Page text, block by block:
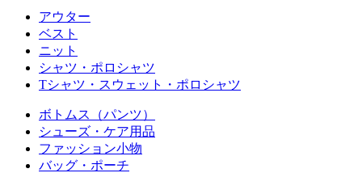
アウター
ベスト
ニット
シャツ・ポロシャツ
Tシャツ・スウェット・ポロシャツ
ボトムス（パンツ）
シューズ・ケア用品
ファッション小物
バッグ・ポーチ